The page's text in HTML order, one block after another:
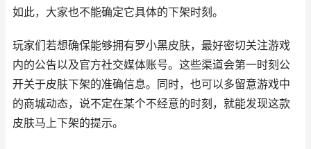
如此，大家也不能确定它具体的下架时刻。
玩家们若想确保能够拥有罗小黑皮肤，最好密切关注游戏
内的公告以及官方社交媒体账号。这些渠道会第一时刻公
开关于皮肤下架的准确信息。同时，也可以多留意游戏中
的商城动态，说不定在某个不经意的时刻，就能发现这款
皮肤马上下架的提示。